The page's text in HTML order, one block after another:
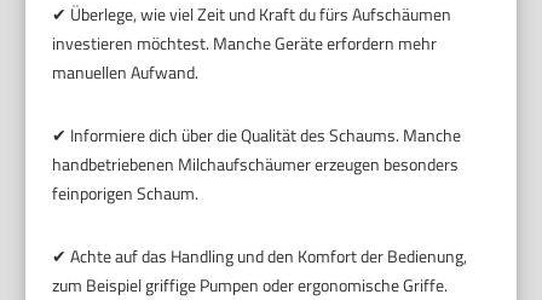
✔ Überlege, wie viel Zeit und Kraft du fürs Aufschäumen
investieren möchtest. Manche Geräte erfordern mehr
manuellen Aufwand.
✔ Informiere dich über die Qualität des Schaums. Manche
handbetriebenen Milchaufschäumer erzeugen besonders
feinporigen Schaum.
✔ Achte auf das Handling und den Komfort der Bedienung,
zum Beispiel griffige Pumpen oder ergonomische Griffe.